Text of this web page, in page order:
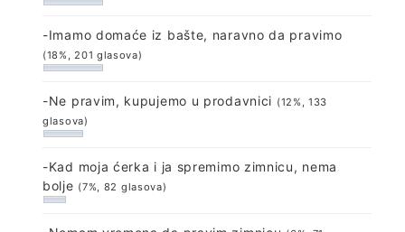
-Imamo domaće iz bašte, naravno da pravimo
(18%, 201 glasova)
-Ne pravim, kupujemo u prodavnici (12%, 133
glasova)
-Kad moja ćerka i ja spremimo zimnicu, nema
bolje (7%, 82 glasova)